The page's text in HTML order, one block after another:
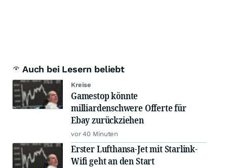
Auch bei Lesern beliebt
Kreise
Gamestop könnte
milliardenschwere Offerte für
Ebay zurückziehen
vor 40 Minuten
Erster Lufthansa-Jet mit Starlink-
Wifi geht an den Start